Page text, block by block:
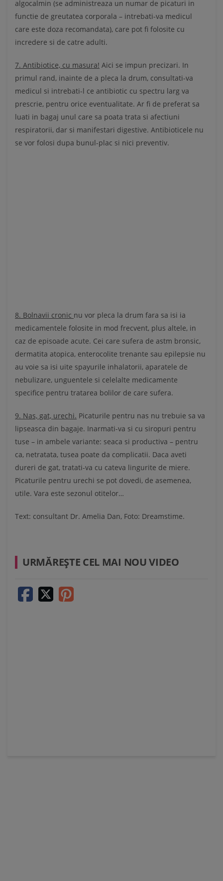
algocalmin (se administreaza un numar de picaturi in
functie de greutatea corporala – intrebati-va medicul
care este doza recomandata), care pot fi folosite cu
incredere si de catre adulti.
7. Antibiotice, cu masura! Aici se impun precizari. In
primul rand, inainte de a pleca la drum, consultati-va
medicul si intrebati-l ce antibiotic cu spectru larg va
prescrie, pentru orice eventualitate. Ar fi de preferat sa
luati in bagaj unul care sa poata trata si afectiuni
respiratorii, dar si manifestari digestive. Antibioticele nu
se vor folosi dupa bunul-plac si nici preventiv.
8. Bolnavii cronic nu vor pleca la drum fara sa isi ia
medicamentele folosite in mod frecvent, plus altele, in
caz de episoade acute. Cei care sufera de astm bronsic,
dermatita atopica, enterocolite trenante sau epilepsie nu
au voie sa isi uite spayurile inhalatorii, aparatele de
nebulizare, unguentele si celelalte medicamente
specifice pentru tratarea bolilor de care sufera.
9. Nas, gat, urechi. Picaturile pentru nas nu trebuie sa va
lipseasca din bagaje. Inarmati-va si cu siropuri pentru
tuse – in ambele variante: seaca si productiva – pentru
ca, netratata, tusea poate da complicatii. Daca aveti
dureri de gat, tratati-va cu cateva lingurite de miere.
Picaturile pentru urechi se pot dovedi, de asemenea,
utile. Vara este sezonul otitelor…
Text: consultant Dr. Amelia Dan, Foto: Dreamstime.
URMĂREŞTE CEL MAI NOU VIDEO